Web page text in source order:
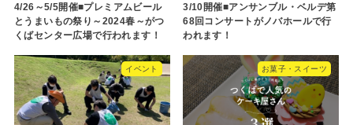
4/26～5/5開催■プレミアムビール
とうまいもの祭り～2024春～がつ
くばセンター広場で行われます！
3/10開催■アンサンブル・ベルデ第
68回コンサートがノバホールで行
われます！
イベント お菓子・スイーツ